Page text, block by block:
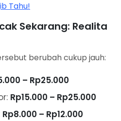
Tahu!
Sekarang: Realita
berubah cukup jauh:
– Rp25.000
Rp15.000 – Rp25.000
Rp8.000 – Rp12.000